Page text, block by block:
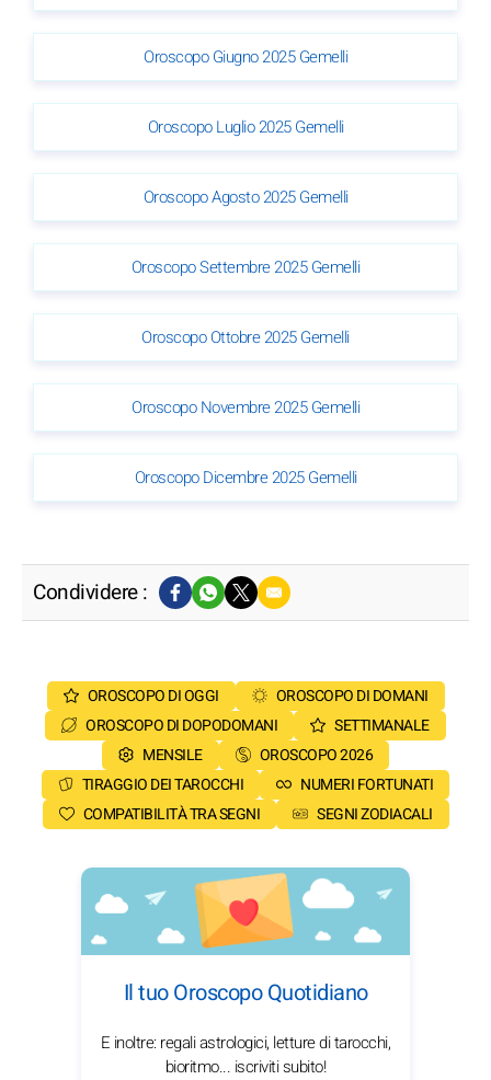
Oroscopo Giugno 2025 Gemelli
Oroscopo Luglio 2025 Gemelli
Oroscopo Agosto 2025 Gemelli
Oroscopo Settembre 2025 Gemelli
Oroscopo Ottobre 2025 Gemelli
Oroscopo Novembre 2025 Gemelli
Oroscopo Dicembre 2025 Gemelli
Condividere :
OROSCOPO DI OGGI
OROSCOPO DI DOMANI
OROSCOPO DI DOPODOMANI
SETTIMANALE
MENSILE
OROSCOPO 2026
TIRAGGIO DEI TAROCCHI
NUMERI FORTUNATI
COMPATIBILITÀ TRA SEGNI
SEGNI ZODIACALI
Il tuo Oroscopo Quotidiano
E inoltre: regali astrologici, letture di tarocchi,
bioritmo... iscriviti subito!